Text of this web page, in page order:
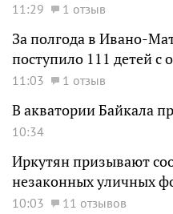
11:29 1 отзыв
За полгода в Ивано-
поступило 111 детей с
11:03 1 отзыв
В акватории Байкала
10:34
Иркутян призывают
незаконных уличных
10:03
11 отзывов